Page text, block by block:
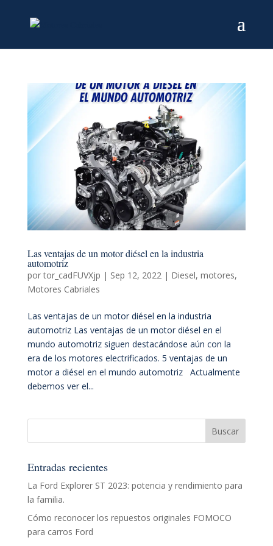
Las ventajas de un motor diésel en la industria
automotriz
portor_cadFUVXjp | Sep 12, 2022| Diesel, motores,
Motores Cabriales
Las ventajas de un motor diésel en la industria
automotriz Las ventajas de un motor diésel en el
mundo automotriz siguen destacándose aún con la
era de los motores electrificados. 5 ventajas de un
motor a diésel en el mundo automotriz Actualmente
debemos ver el...
Entradas recientes
La Ford Explorer ST 2023: potencia y rendimiento para
la familia.
Cómo reconocer los repuestos originales FOMOCO
para carros Ford